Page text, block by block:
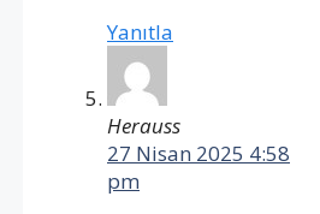
Yanıtla
Herauss
27 Nisan 2025 4:58
pm